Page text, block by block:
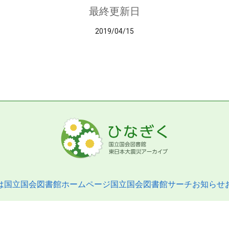
最終更新日
2019/04/15
国立国会図書館ホームページ国立国会図書館サーチお知らせ